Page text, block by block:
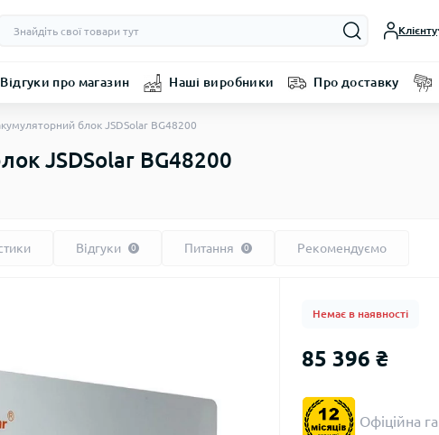
Клієнту
Відгуки про магазин Наші виробники Про доставку
блок JSDSolar BG48200
JSDSolar BG48200
Відгуки 0 Питання 0 Рекомендуємо
Немає в наявності
85 396 ₴
Офіційна